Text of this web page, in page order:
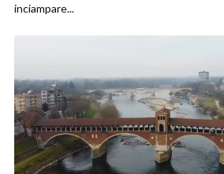
inciampare...